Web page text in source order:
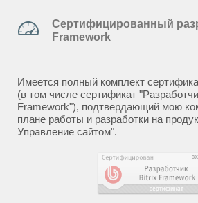
Сертифицированный
Framework
Имеется полный комплект
(в том числе сертификат
Framework"), подтвердающий мою
плане работы и разработки на
Управление сайтом".